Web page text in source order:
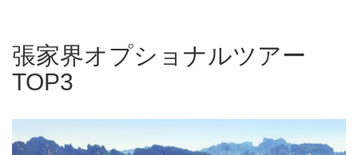
張家界オプショナルツアー
TOP3